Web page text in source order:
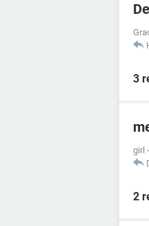
3
girl -
2